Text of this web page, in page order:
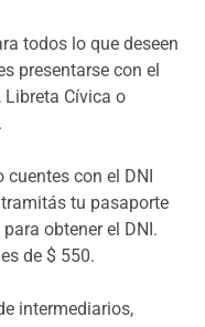
todos lo que deseen
presentarse con el
Cívica o
cuentes con el DNI
tu pasaporte
obtener el DNI.
de $ 550.
intermediarios,